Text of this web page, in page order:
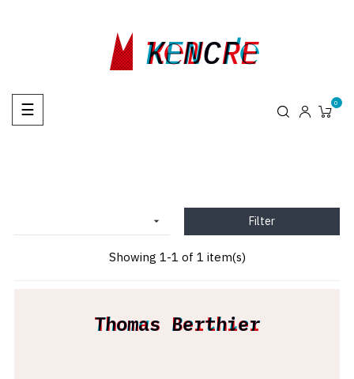
KENCRE
Ҡ℮₪CRE
KENCҐ℮
Toggle
navigation
☰ 0
 Filter
Showing 1-1 of 1 item(s)
Thomas Berthier
Thomas Berthier